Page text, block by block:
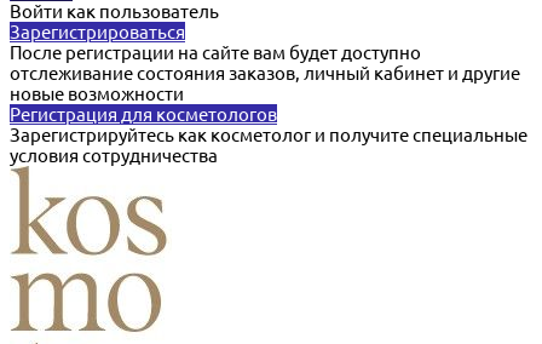
Войти как пользователь
Зарегистрироваться
После регистрации на сайте вам будет доступно
отслеживание состояния заказов, личный кабинет и другие
новые возможности
Регистрация для косметологов
Зарегистрируйтесь как косметолог и получите специальные
условия сотрудничества